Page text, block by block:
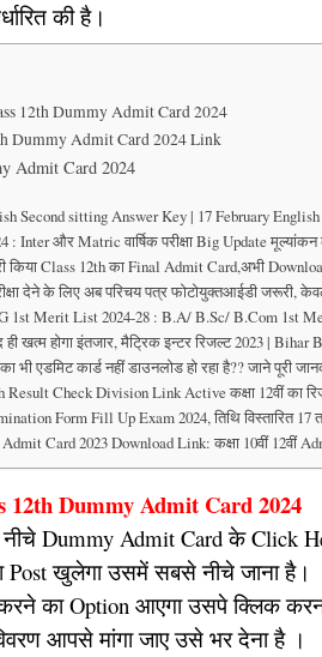
की है।
12th Dummy Admit Card 2024
Dummy Admit Card 2024 Link
Admit Card 2024
Second sitting Answer Key | 17 February
Inter और Matric वार्षिक परीक्षा Big Update मूल्यांकन
किया Class 12th का Final Admit Card,अभी
देने के लिए अब परिचय पत्र फोटोयुक्तआईडी जरूरी,
1st Merit List 2024-28 : B.A/ B.Sc/ B.Com 1st
खत्म होगा इंतजार, मैट्रिक इन्टर रिजल्ट 2023 | Bihar
भी एडमिट कार्ड नहीं डाउनलोड हो रहा है?? जाने पूरी
Result Check Division Link Active कक्षा 12वीं का
Form Fill Up Exam 2024, तिथि विस्तारित
Card 2023 Download Link: कक्षा 10वीं 12वीं
12th Dummy Admit Card 2024
Dummy Admit Card के Click
खुलेगा उसमें सबसे नीचे जाना है।
का Option आएगा उसपे क्लिक
आपसे मांगा जाए उसे भर देना है ।